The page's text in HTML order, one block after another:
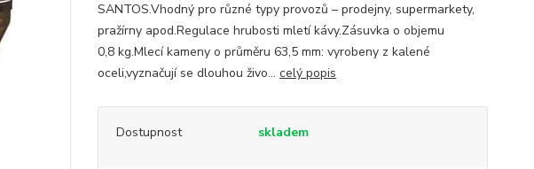
SANTOS.Vhodný pro různé typy provozů – prodejny, supermarkety,
pražírny apod.Regulace hrubosti mletí kávy.Zásuvka o objemu
0,8 kg.Mlecí kameny o průměru 63,5 mm: vyrobeny z kalené
oceli,vyznačují se dlouhou živo... celý popis
Dostupnost skladem